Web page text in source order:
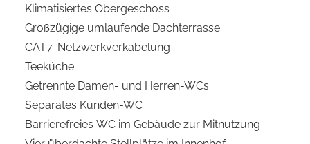
Klimatisiertes Obergeschoss
Großzügige umlaufende Dachterrasse
CAT7-Netzwerkverkabelung
Teeküche
Getrennte Damen- und Herren-WCs
Separates Kunden-WC
Barrierefreies WC im Gebäude zur Mitnutzung